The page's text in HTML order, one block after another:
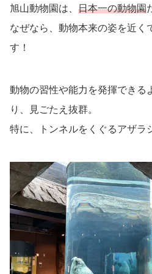
旭山動物園は、 日本一の動物園
なぜなら、 動物本来の姿を近く
す！
動物の習性や能力を発揮できる
り、見ごたえ抜群。
特に、トンネルをくぐるアザラ